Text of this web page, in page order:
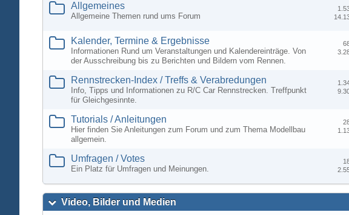
Allgemeines
Allgemeine Themen rund ums Forum
Kalender, Termine & Ergebnisse
Informationen Rund um Veranstaltungen und Kalendereinträge. Von
der Ausschreibung bis zu Berichten und Bildern vom Rennen.
Rennstrecken-Index / Treffs & Verabredungen
Info, Tipps und Informationen zu R/C Car Rennstrecken. Treffpunkt
für Gleichgesinnte.
Tutorials / Anleitungen
Hier finden Sie Anleitungen zum Forum und zum Thema Modellbau
allgemein.
Umfragen / Votes
Ein Platz für Umfragen und Meinungen.
Video, Bilder und Medien